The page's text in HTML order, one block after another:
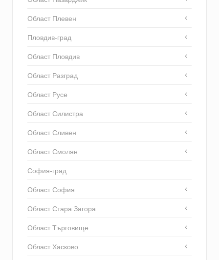
Област Плевен
Пловдив-град
Област Пловдив
Област Разград
Област Русе
Област Силистра
Област Сливен
Област Смолян
София-град
Област София
Област Стара Загора
Област Търговище
Област Хасково